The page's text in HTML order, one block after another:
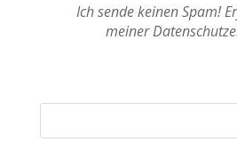
Ich sende keinen Spam!
meiner